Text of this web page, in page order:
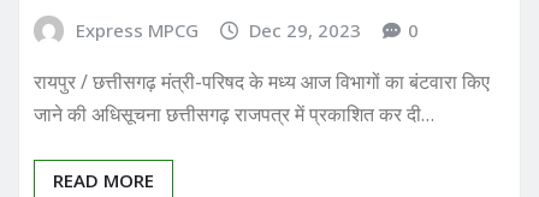
Express MPCG Dec 29, 2023 0
रायपुर / छत्तीसगढ़ मंत्री-परिषद के मध्य आज विभागों का बंटवारा किए
जाने की अधिसूचना छत्तीसगढ़ राजपत्र में प्रकाशित कर दी…
READ MORE